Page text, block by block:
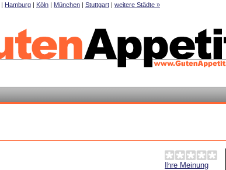
| Hamburg | Köln | München | Stuttgart | weitere Städte »
Ihre Meinung